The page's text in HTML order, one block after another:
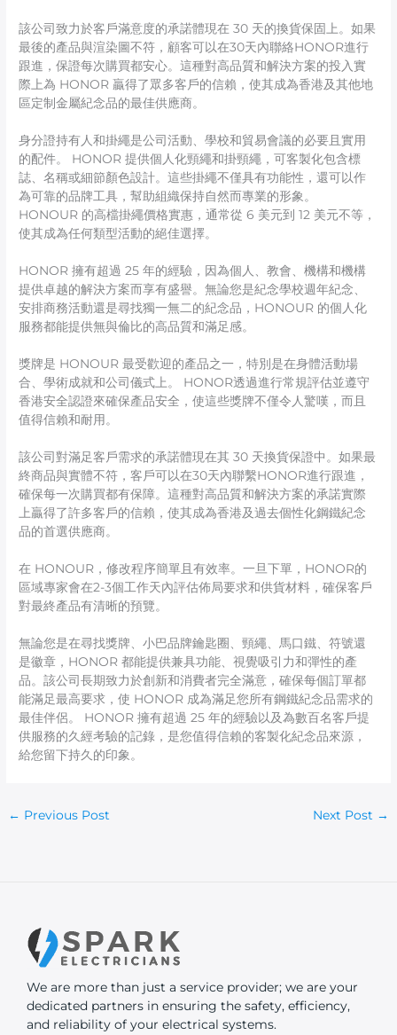
該公司致力於客戶滿意度的承諾體現在 30 天的換貨保固上。如果
最後的產品與渲染圖不符，顧客可以在30天內聯絡HONOR進行
跟進，保證每次購買都安心。這種對高品質和解決方案的投入實
際上為 HONOR 贏得了眾多客戶的信賴，使其成為香港及其他地
區定制金屬紀念品的最佳供應商。
身分證持有人和掛繩是公司活動、學校和貿易會議的必要且實用
的配件。 HONOR 提供個人化頸繩和掛頸繩，可客製化包含標
誌、名稱或細節顏色設計。這些掛繩不僅具有功能性，還可以作
為可靠的品牌工具，幫助組織保持自然而專業的形象。
HONOUR 的高檔掛繩價格實惠，通常從 6 美元到 12 美元不等，
使其成為任何類型活動的絕佳選擇。
HONOR 擁有超過 25 年的經驗，因為個人、教會、機構和機構
提供卓越的解決方案而享有盛譽。無論您是紀念學校週年紀念、
安排商務活動還是尋找獨一無二的紀念品，HONOUR 的個人化
服務都能提供無與倫比的高品質和滿足感。
獎牌是 HONOUR 最受歡迎的產品之一，特別是在身體活動場
合、學術成就和公司儀式上。 HONOR透過進行常規評估並遵守
香港安全認證來確保產品安全，使這些獎牌不僅令人驚嘆，而且
值得信賴和耐用。
該公司對滿足客戶需求的承諾體現在其 30 天換貨保證中。如果最
終商品與實體不符，客戶可以在30天內聯繫HONOR進行跟進，
確保每一次購買都有保障。這種對高品質和解決方案的承諾實際
上贏得了許多客戶的信賴，使其成為香港及過去個性化鋼鐵紀念
品的首選供應商。
在 HONOUR，修改程序簡單且有效率。一旦下單，HONOR的
區域專家會在2-3個工作天內評估佈局要求和供貨材料，確保客戶
對最終產品有清晰的預覽。
無論您是在尋找獎牌、小巴品牌鑰匙圈、頸繩、馬口鐵、符號還
是徽章，HONOR 都能提供兼具功能、視覺吸引力和彈性的產
品。該公司長期致力於創新和消費者完全滿意，確保每個訂單都
能滿足最高要求，使 HONOR 成為滿足您所有鋼鐵紀念品需求的
最佳伴侶。 HONOR 擁有超過 25 年的經驗以及為數百名客戶提
供服務的久經考驗的記錄，是您值得信賴的客製化紀念品來源，
給您留下持久的印象。
← Previous Post Next Post →
We are more than just a service provider; we are your
dedicated partners in ensuring the safety, efficiency,
and reliability of your electrical systems.